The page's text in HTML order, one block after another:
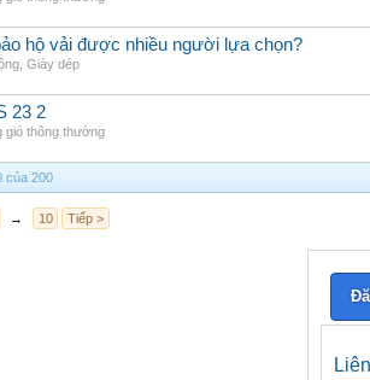
hộ vải được nhiều người lựa chọn?
Giày dép
23 2
gió thông thường
của 200
→ 10 Tiếp >